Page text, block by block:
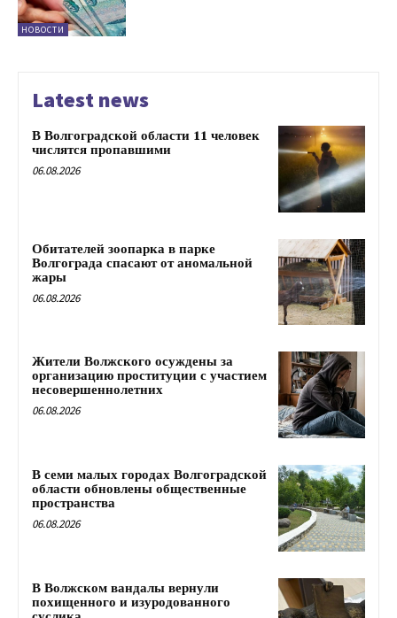
НОВОСТИ
Latest news
В Волгоградской области 11 человек
числятся пропавшими
06.08.2026
Обитателей зоопарка в парке
Волгограда спасают от аномальной
жары
06.08.2026
Жители Волжского осуждены за
организацию проституции с участием
несовершеннолетних
06.08.2026
В семи малых городах Волгоградской
области обновлены общественные
пространства
06.08.2026
В Волжском вандалы вернули
похищенного и изуродованного